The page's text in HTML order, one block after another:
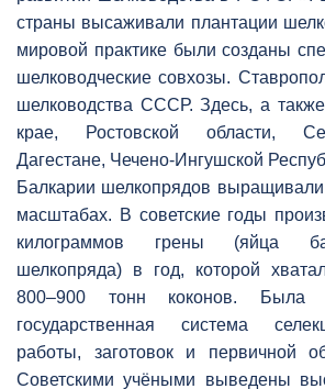
страны высаживали плантации
мировой практике были созданы
шелководческие совхозы.
шелководства СССР. Здесь, а
крае, Ростовской области,
Дагестане, Чечено-Ингушской
Балкарии шелкопрядов
масштабах. В советские годы
килограммов грены (яйца
шелкопряда) в год, которой
800–900 тонн коконов. Была
государственная система
работы, заготовок и первичной
Советскими учёными выведены